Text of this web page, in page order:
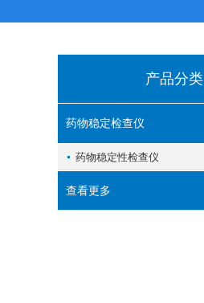
产品分类
药物稳定检查仪
药物稳定性检查仪
查看更多